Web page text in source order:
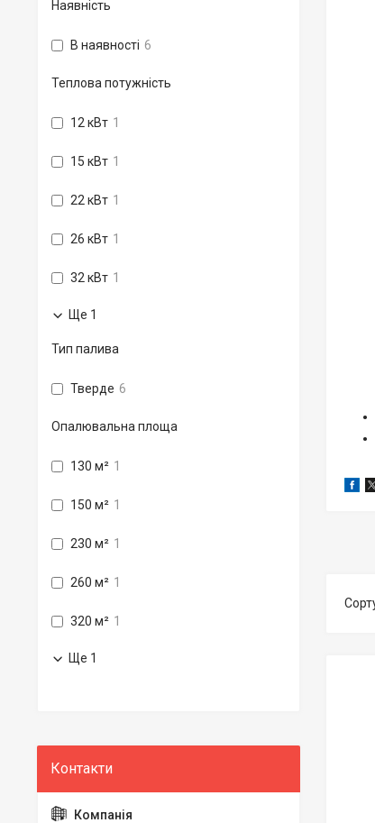
Наявність
В наявності 6
Теплова потужність
12 кВт 1
15 кВт 1
22 кВт 1
26 кВт 1
32 кВт 1
Ще 1
Тип палива
Тверде 6
Опалювальна площа
130 м² 1
150 м² 1
230 м² 1
260 м² 1
320 м² 1
Ще 1